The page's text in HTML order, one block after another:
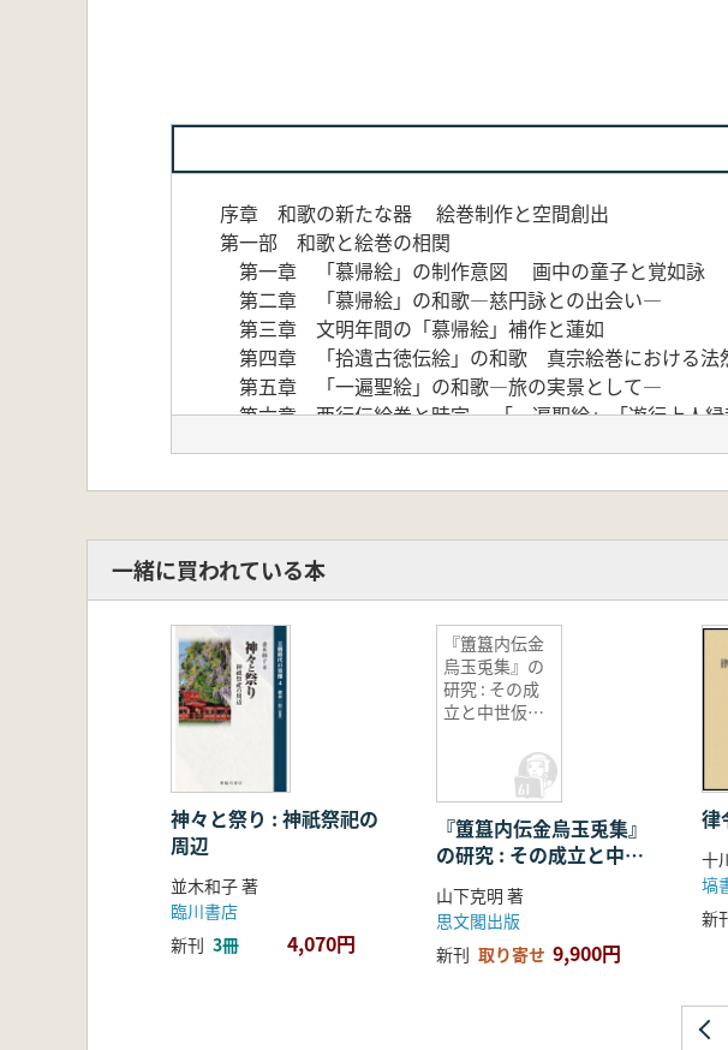
序章 和歌の新たな器 絵巻制作と空間創出
第一部 和歌と絵巻の相関
第一章 「慕帰絵」の制作意図 画中の童子と覚如詠
第二章 「慕帰絵」の和歌―慈円詠との出会い―
第三章 文明年間の「慕帰絵」補作と蓮如
第四章 「拾遺古徳伝絵」の和歌 真宗絵巻における法
第五章 「一遍聖絵」の和歌―旅の実景として―
第六章 西行伝絵巻と時宗 「一遍聖絵」「遊行上人縁
第一章 白河殿 ―発展と追憶―
第三章 法住寺殿 ―愛鳥趣味と院政期歌壇―
第四章 北山殿 ―西園寺家のみゆき待つ桜―
第六章 「春日権現験記絵」―描かれた庭園とうたかた
終章 宝蔵と絵巻 ―記憶と和歌の本質―
略系図
あとがき/索引(作品・史料名索引、人名索引)
平安・鎌倉の小世界―ドールハウス・ジオラマ・盆栽―
四方四季庭園と空想建築
中世の夜景 ―篝屋と盂蘭盆会―
「桟敷」―行列・祭礼見物のドラマ―
「作り泉」―仙洞御所の納涼遊び
一緒に買われている本
神々と祭り : 神祇祭祀の
周辺
並木和子 著
臨川書店
新刊 3冊 4,070円
『簠簋内伝金
烏玉兎集』の
研究 : その成
立と中世仮名
『簠簋内伝金烏玉兎集』
の研究 : その成立と中世
仮名暦の展開
山下克明 著
思文閣出版
新刊 取り寄せ 9,900円
律
十
塙
新